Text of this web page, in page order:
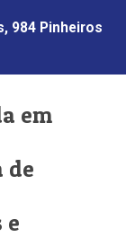
984 Pinheiros
em
de
e